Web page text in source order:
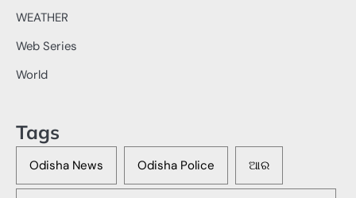
WEATHER
Web Series
World
Tags
Odisha News Odisha Police ଆର